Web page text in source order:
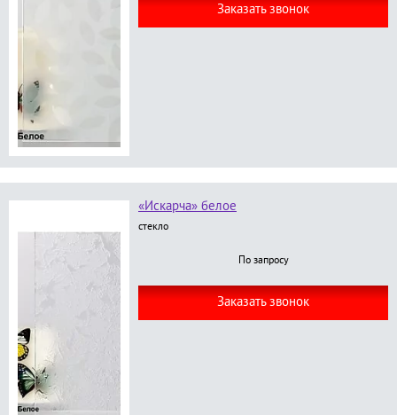
Заказать звонок
«Искарча» белое
стекло
По запросу
Заказать звонок